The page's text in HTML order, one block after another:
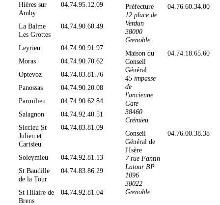
Hières sur
Amby
04.74.95.12.09
La Balme
Les Grottes
04.74.90.60.49
Leyrieu
04.74.90.91.97
Moras
04.74.90.70.62
Optevoz
04.74.83.81.76
Panossas
04.74.90.20.08
Parmilieu
04.74.90.62.84
Salagnon
04.74.92.40.51
Siccieu St
Julien et
Carisieu
04.74.83.81.09
Soleymieu
04.74.92.81.13
St Baudille
de la Tour
04.74.83.86.29
St Hilaire de
Brens
04.74.92.81.04
Préfecture
12 place de
Verdun
38000
Grenoble
04.76.60.34.00
Maison du
Conseil
Général
45 impasse
de
l'ancienne
Gare
38460
Crémieu
04.74.18.65.60
Conseil
Général de
l'Isère
7 rue Fantin
Latour BP
1096
38022
Grenoble
04.76.00.38.38